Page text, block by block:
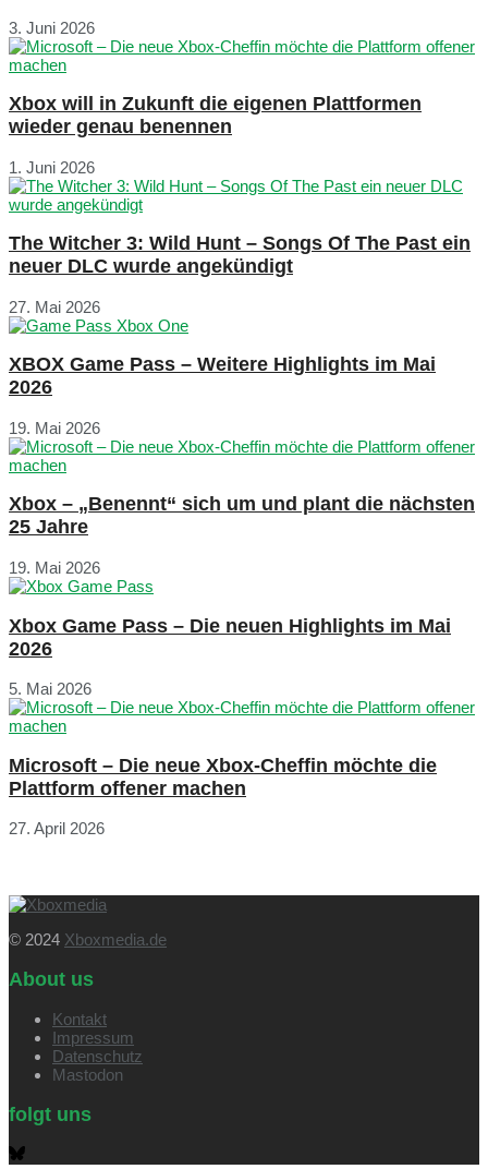
3. Juni 2026
Xbox will in Zukunft die eigenen Plattformen
wieder genau benennen
1. Juni 2026
The Witcher 3: Wild Hunt – Songs Of The Past ein
neuer DLC wurde angekündigt
27. Mai 2026
XBOX Game Pass – Weitere Highlights im Mai
2026
19. Mai 2026
Xbox – „Benennt“ sich um und plant die nächsten
25 Jahre
19. Mai 2026
Xbox Game Pass – Die neuen Highlights im Mai
2026
5. Mai 2026
Microsoft – Die neue Xbox-Cheffin möchte die
Plattform offener machen
27. April 2026
© 2024 Xboxmedia.de
About us
Kontakt
Impressum
Datenschutz
Mastodon
folgt uns